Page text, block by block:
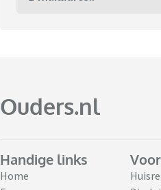
Ouders.nl
Handige links
Home